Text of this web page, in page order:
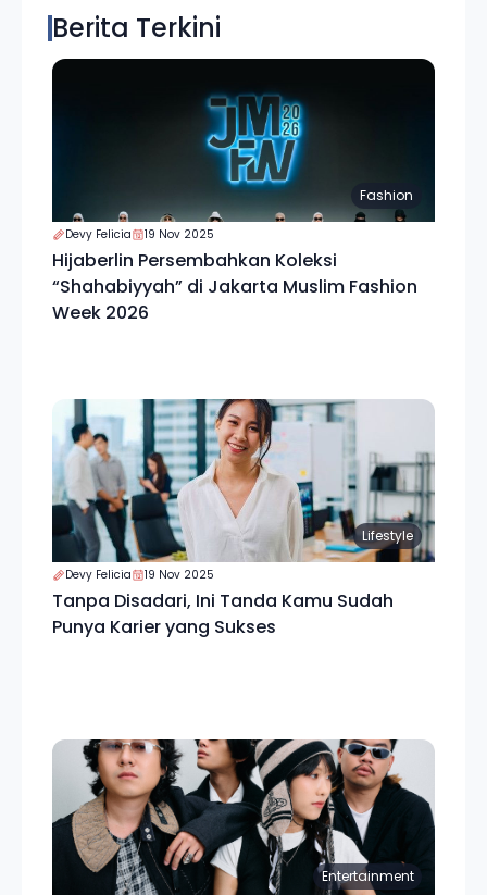
Berita Terkini
Fashion
Devy Felicia 19 Nov 2025
Hijaberlin Persembahkan Koleksi
“Shahabiyyah” di Jakarta Muslim Fashion
Week 2026
Lifestyle
Devy Felicia 19 Nov 2025
Tanpa Disadari, Ini Tanda Kamu Sudah
Punya Karier yang Sukses
Entertainment